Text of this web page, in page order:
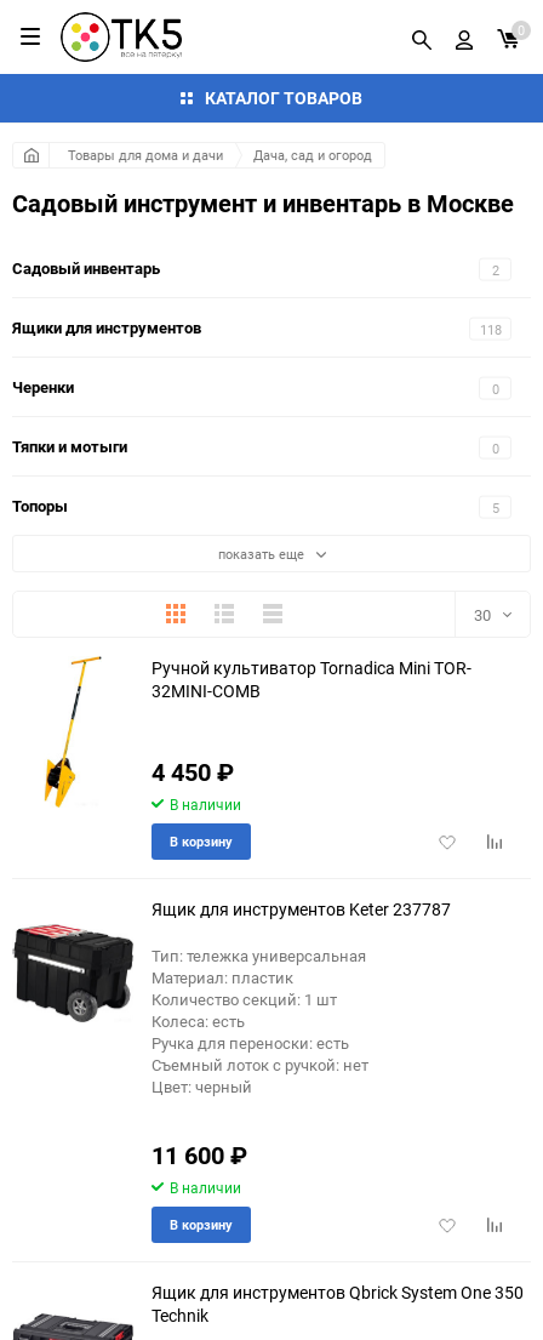
КАТАЛОГ ТОВАРОВ
0
Товары для дома и дачи Дача, сад и огород
Садовый инструмент и инвентарь в Москве
2
Садовый инвентарь
118
Ящики для инструментов
0
Черенки
0
Тяпки и мотыги
5
Топоры
показать еще
ПлиткаПодробноКомпактно 30
30
Ручной культиватор Tornadica Mini TOR-
32MINI-COMB
4 450₽
В наличии
Добавить
В корзину
Ящик для инструментов Keter 237787
Тип: тележка универсальная
Материал: пластик
Количество секций: 1 шт
Колеса: есть
Ручка для переноски: есть
Съемный лоток с ручкой: нет
Цвет: черный
11 600₽
В наличии
Добавить
В корзину
Ящик для инструментов Qbrick System One 350
Technik